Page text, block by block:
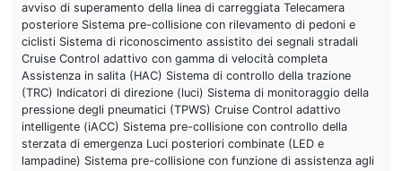
avviso di superamento della linea di carreggiata Telecamera
posteriore Sistema pre-collisione con rilevamento di pedoni e
ciclisti Sistema di riconoscimento assistito dei segnali stradali
Cruise Control adattivo con gamma di velocità completa
Assistenza in salita (HAC) Sistema di controllo della trazione
(TRC) Indicatori di direzione (luci) Sistema di monitoraggio della
pressione degli pneumatici (TPWS) Cruise Control adattivo
intelligente (iACC) Sistema pre-collisione con controllo della
sterzata di emergenza Luci posteriori combinate (LED e
lampadine) Sistema pre-collisione con funzione di assistenza agli